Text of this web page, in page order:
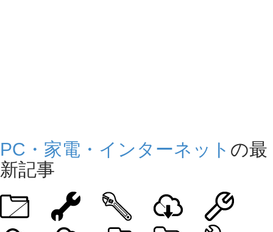
PC・家電・インターネット の最
新記事